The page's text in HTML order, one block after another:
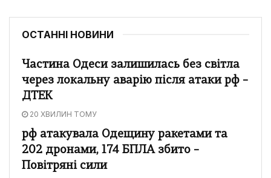
ОСТАННІ НОВИНИ
Частина Одеси залишилась без світла
через локальну аварію після атаки рф –
ДТЕК
20 ХВИЛИН ТОМУ
рф атакувала Одещину ракетами та
202 дронами, 174 БПЛА збито –
Повітряні сили